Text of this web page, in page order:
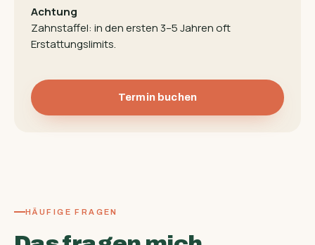
Achtung
Zahnstaffel: in den ersten 3–5 Jahren oft
Erstattungs­limits.
Termin buchen
HÄUFIGE FRAGEN